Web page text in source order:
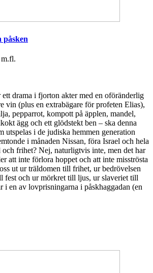
påsken
drama i fjorton akter med en oföränderlig
vin (plus en extrabägare för profeten Elias),
pepparrot, kompott på äpplen, mandel,
ägg och ett glödstekt ben – ska denna
utspelas i de judiska hemmen generation
i månaden Nissan, föra Israel och hela
frihet? Nej, naturligtvis inte, men det har
att inte förlora hoppet och att inte misströsta
ut ur träldomen till frihet, ur bedrövelsen
fest och ur mörkret till ljus, ur slaveriet till
i en av lovprisningarna i påskhaggadan (en